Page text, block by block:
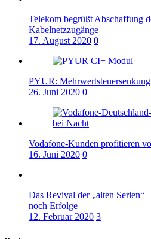
Telekom begrüßt Abschaffung
Kabelnetzzugänge
17. August 2020 0
PYUR:
26. Juni 2020 0
Vodafone-Kunden profitieren
16. Juni 2020 0
Das Revival der „alten Serien“
noch Erfolge
12. Februar 2020 3